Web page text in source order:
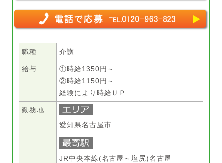
職種 介護
給与
①時給1350円～
②時給1150円～
経験により時給ＵＰ
勤務地
愛知県名古屋市
JR中央本線(名古屋～塩尻)名古屋